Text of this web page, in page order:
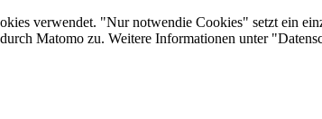
verwendet. "Nur notwendie Cookies" setzt ein
Matomo zu. Weitere Informationen unter